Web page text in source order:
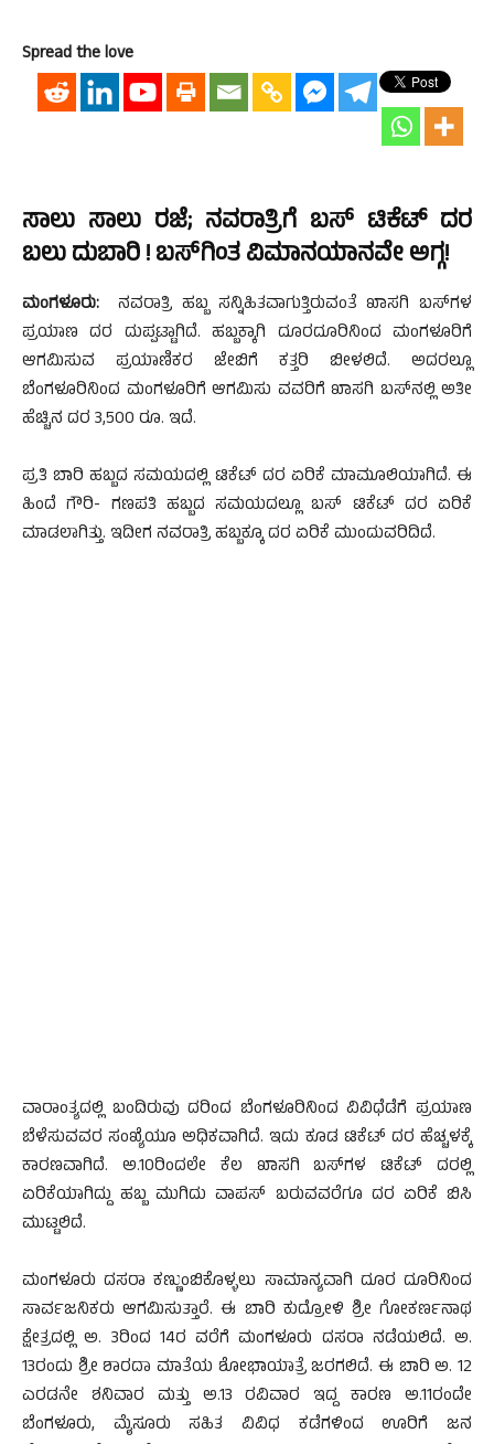
Spread the love
ಸಾಲು ಸಾಲು ರಜೆ; ನವರಾತ್ರಿಗೆ ಬಸ್ ಟಿಕೆಟ್ ದರ
ಬಲು ದುಬಾರಿ ! ಬಸ್‌ಗಿಂತ ವಿಮಾನಯಾನವೇ ಅಗ್ಗ!
ಮಂಗಳೂರು: ನವರಾತ್ರಿ ಹಬ್ಬ ಸನ್ನಿಹಿತವಾಗುತ್ತಿರುವಂತೆ ಖಾಸಗಿ ಬಸ್‌ಗಳ
ಪ್ರಯಾಣ ದರ ದುಪ್ಪಟ್ಟಾಗಿದೆ. ಹಬ್ಬಕ್ಕಾಗಿ ದೂರದೂರಿನಿಂದ ಮಂಗಳೂರಿಗೆ
ಆಗಮಿಸುವ ಪ್ರಯಾಣಿಕರ ಜೇಬಿಗೆ ಕತ್ತರಿ ಬೀಳಲಿದೆ. ಅದರಲ್ಲೂ
ಬೆಂಗಳೂರಿನಿಂದ ಮಂಗಳೂರಿಗೆ ಆಗಮಿಸು ವವರಿಗೆ ಖಾಸಗಿ ಬಸ್‌ನಲ್ಲಿ ಅತೀ
ಹೆಚ್ಚಿನ ದರ 3,500 ರೂ. ಇದೆ.
ಪ್ರತಿ ಬಾರಿ ಹಬ್ಬದ ಸಮಯದಲ್ಲಿ ಟಿಕೆಟ್ ದರ ಏರಿಕೆ ಮಾಮೂಲಿಯಾಗಿದೆ. ಈ
ಹಿಂದೆ ಗೌರಿ- ಗಣಪತಿ ಹಬ್ಬದ ಸಮಯದಲ್ಲೂ ಬಸ್ ಟಿಕೆಟ್ ದರ ಏರಿಕೆ
ಮಾಡಲಾಗಿತ್ತು. ಇದೀಗ ನವರಾತ್ರಿ ಹಬ್ಬಕ್ಕೂ ದರ ಏರಿಕೆ ಮುಂದುವರಿದಿದೆ.
ವಾರಾಂತ್ಯದಲ್ಲಿ ಬಂದಿರುವು ದರಿಂದ ಬೆಂಗಳೂರಿನಿಂದ ವಿವಿಧೆಡೆಗೆ ಪ್ರಯಾಣ
ಬೆಳೆಸುವವರ ಸಂಖ್ಯೆಯೂ ಅಧಿಕವಾಗಿದೆ. ಇದು ಕೂಡ ಟಿಕೆಟ್ ದರ ಹೆಚ್ಚಳಕ್ಕೆ
ಕಾರಣವಾಗಿದೆ. ಅ.10ರಿಂದಲೇ ಕೆಲ ಖಾಸಗಿ ಬಸ್‌ಗಳ ಟಿಕೆಟ್ ದರಲ್ಲಿ
ಏರಿಕೆಯಾಗಿದ್ದು ಹಬ್ಬ ಮುಗಿದು ವಾಪಸ್ ಬರುವವರೆಗೂ ದರ ಏರಿಕೆ ಬಿಸಿ
ಮುಟ್ಟಲಿದೆ.
ಮಂಗಳೂರು ದಸರಾ ಕಣ್ಣುಂಬಿಕೊಳ್ಳಲು ಸಾಮಾನ್ಯವಾಗಿ ದೂರ ದೂರಿನಿಂದ
ಸಾರ್ವಜನಿಕರು ಆಗಮಿಸುತ್ತಾರೆ. ಈ ಬಾರಿ ಕುದ್ರೋಳಿ ಶ್ರೀ ಗೋಕರ್ಣನಾಥ
ಕ್ಷೇತ್ರದಲ್ಲಿ ಅ. 3ರಿಂದ 14ರ ವರೆಗೆ ಮಂಗಳೂರು ದಸರಾ ನಡೆಯಲಿದೆ. ಅ.
13ರಂದು ಶ್ರೀ ಶಾರದಾ ಮಾತೆಯ ಶೋಭಾಯಾತ್ರೆ ಜರಗಲಿದೆ. ಈ ಬಾರಿ ಅ. 12
ಎರಡನೇ ಶನಿವಾರ ಮತ್ತು ಅ.13 ರವಿವಾರ ಇದ್ದ ಕಾರಣ ಅ.11ರಂದೇ
ಬೆಂಗಳೂರು, ಮೈಸೂರು ಸಹಿತ ವಿವಿಧ ಕಡೆಗಳಿಂದ ಊರಿಗೆ ಜನ